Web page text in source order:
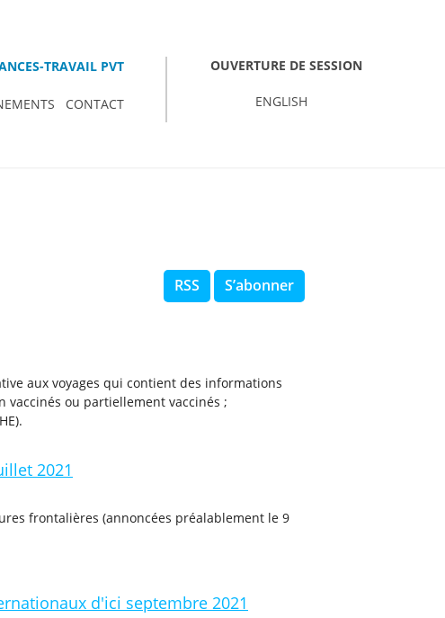
TRAVAIL PVT
CONTACT
OUVERTURE DE SESSION
ENGLISH
RSS S’abonner
aux voyages qui contient des informations
ou partiellement vaccinés ;
2021
frontalières (annoncées préalablement le 9
d'ici septembre 2021